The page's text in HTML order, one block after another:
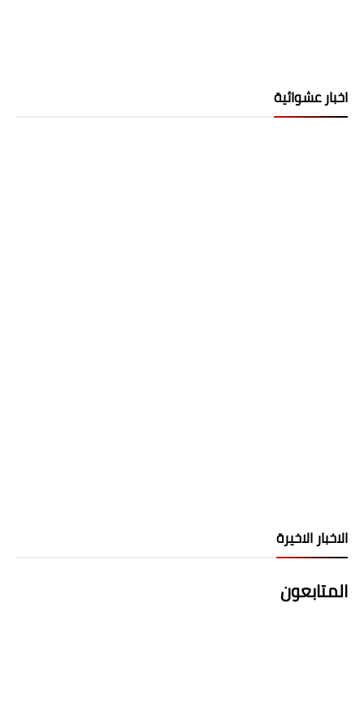
اخبار عشوائية
الاخبار الاخيرة
المتابعون